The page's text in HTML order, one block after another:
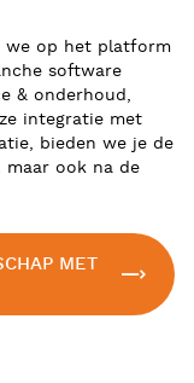
we op het platform
software
& onderhoud,
integratie met
bieden we je de
maar ook na de
MET